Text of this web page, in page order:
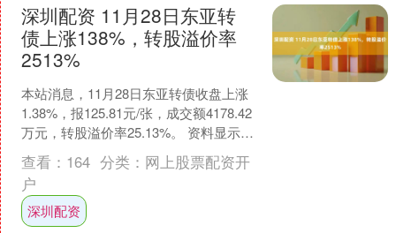
深圳配资 11月28日东亚转
债上涨138%，转股溢价率
2513%
本站消息，11月28日东亚转债收盘上涨
1.38%，报125.81元/张，成交额4178.42
万元，转股溢价率25.13%。 资料显示，
东亚转债信用级别为“A+”....
查看： 164 分类： 网上股票配资开
户
深圳配资